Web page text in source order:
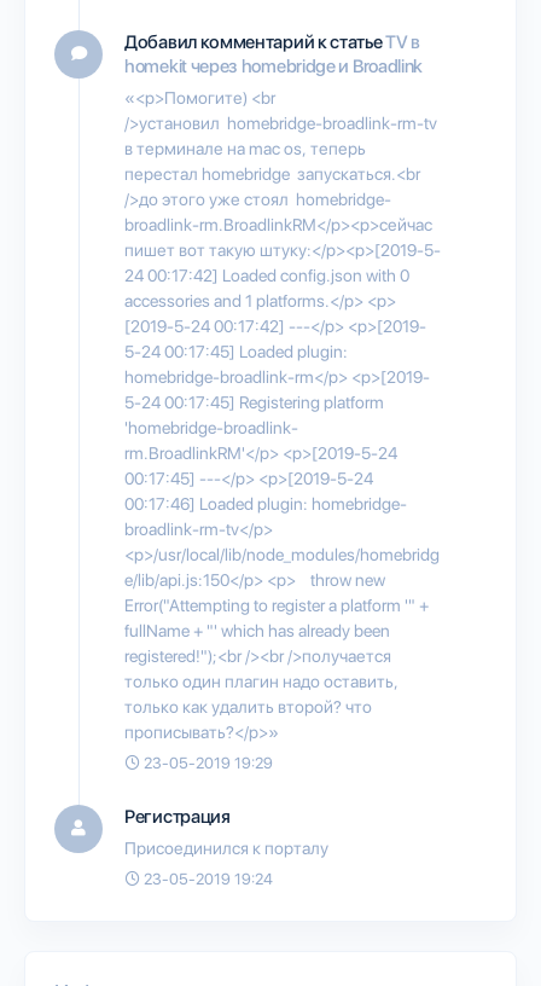
Добавил комментарий к статьеTV в
homekit через homebridge и Broadlink
«<p>Помогите) <br
/>установил homebridge-broadlink-rm-tv
в терминале на mac os, теперь
перестал homebridge запускаться.<br
/>до этого уже стоял homebridge-
broadlink-rm.BroadlinkRM</p><p>сейчас
пишет вот такую штуку:</p><p>[2019-5-
24 00:17:42] Loaded config.json with 0
accessories and 1 platforms.</p> <p>
[2019-5-24 00:17:42] ---</p> <p>[2019-
5-24 00:17:45] Loaded plugin:
homebridge-broadlink-rm</p> <p>[2019-
5-24 00:17:45] Registering platform
'homebridge-broadlink-
rm.BroadlinkRM'</p> <p>[2019-5-24
00:17:45] ---</p> <p>[2019-5-24
00:17:46] Loaded plugin: homebridge-
broadlink-rm-tv</p>
<p>/usr/local/lib/node_modules/homebridg
e/lib/api.js:150</p> <p> throw new
Error("Attempting to register a platform '" +
fullName + "' which has already been
registered!");<br /><br />получается
только один плагин надо оставить,
только как удалить второй? что
прописывать?</p>»
23-05-2019 19:29
Регистрация
Присоединился к порталу
23-05-2019 19:24